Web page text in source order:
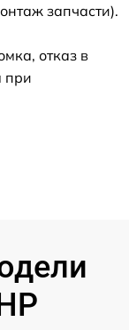
запчасти).
отказ в
при